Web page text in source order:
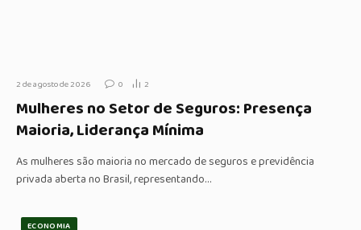
2 de agosto de 2026 0 2
Mulheres no Setor de Seguros: Presença
Maioria, Liderança Mínima
As mulheres são maioria no mercado de seguros e previdência
privada aberta no Brasil, representando…
ECONOMIA